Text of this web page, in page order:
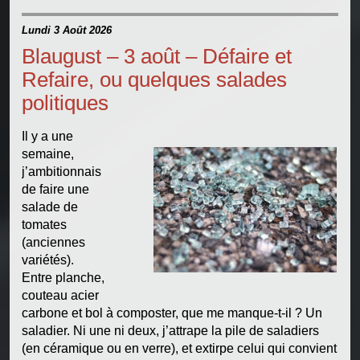
Lundi 3 Août 2026
Blaugust – 3 août – Défaire et
Refaire, ou quelques salades
politiques
Il y a une
semaine,
j’ambitionnais
de faire une
salade de
tomates
(anciennes
variétés).
Entre planche,
couteau acier
carbone et bol à composter, que me manque-t-il ? Un
saladier. Ni une ni deux, j’attrape la pile de saladiers
(en céramique ou en verre), et extirpe celui qui convient